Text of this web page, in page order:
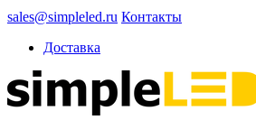
sales@simpleled.ru Контакты
Доставка